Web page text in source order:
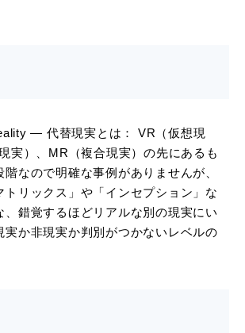
― 代替現実とは： VR（仮想現
実）、MR（複合現実）の先にあるも
なので明確な事例がありませんが、
トリックス」や「インセプション」な
、錯覚するほどリアルな別の現実にい
実か非現実か判別がつかないレベルの